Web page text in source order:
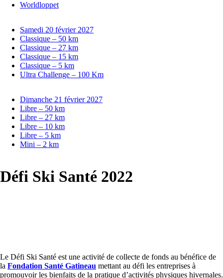
Worldloppet
Samedi 20 février 2027
Classique – 50 km
Classique – 27 km
Classique – 15 km
Classique – 5 km
Ultra Challenge – 100 Km
Dimanche 21 février 2027
Libre – 50 km
Libre – 27 km
Libre – 10 km
Libre – 5 km
Mini – 2 km
Défi Ski Santé 2022
Le Défi Ski Santé est une activité de collecte de fonds au bénéfice de
la Fondation Santé Gatineau mettant au défi les entreprises à
promouvoir les bienfaits de la pratique d’activités physiques hivernales.